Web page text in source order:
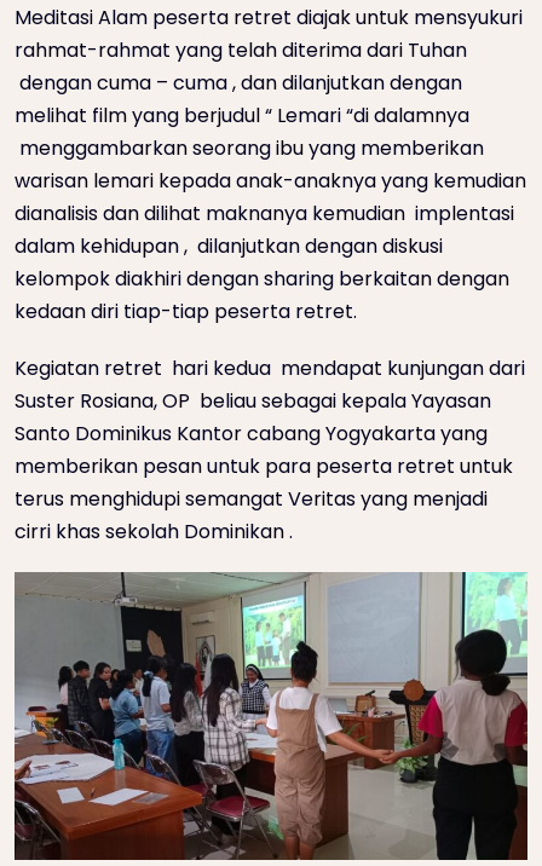
Meditasi Alam peserta retret diajak untuk mensyukuri
rahmat-rahmat yang telah diterima dari Tuhan
dengan cuma – cuma , dan dilanjutkan dengan
melihat film yang berjudul “ Lemari “di dalamnya
menggambarkan seorang ibu yang memberikan
warisan lemari kepada anak-anaknya yang kemudian
dianalisis dan dilihat maknanya kemudian implentasi
dalam kehidupan , dilanjutkan dengan diskusi
kelompok diakhiri dengan sharing berkaitan dengan
kedaan diri tiap-tiap peserta retret.
Kegiatan retret hari kedua mendapat kunjungan dari
Suster Rosiana, OP beliau sebagai kepala Yayasan
Santo Dominikus Kantor cabang Yogyakarta yang
memberikan pesan untuk para peserta retret untuk
terus menghidupi semangat Veritas yang menjadi
cirri khas sekolah Dominikan .